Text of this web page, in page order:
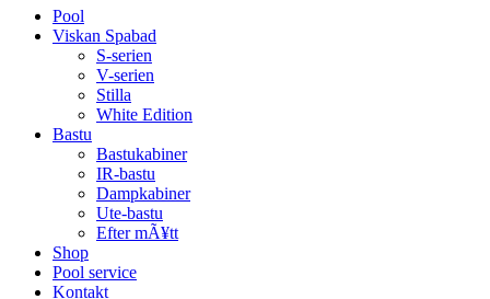
Pool
Viskan Spabad
S-serien
V-serien
Stilla
White Edition
Bastu
Bastukabiner
IR-bastu
Dampkabiner
Ute-bastu
Efter mÃ¥tt
Shop
Pool service
Kontakt